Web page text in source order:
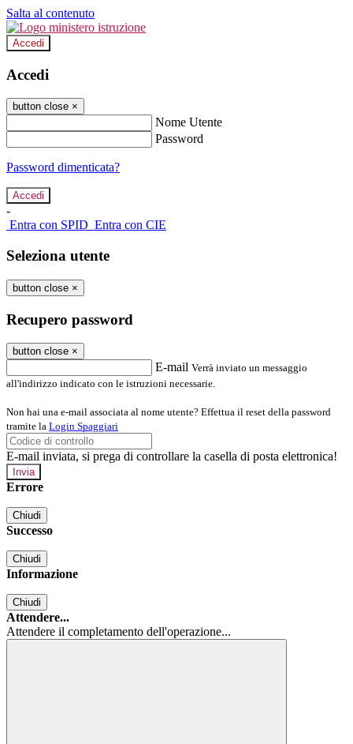
Salta al contenuto
Accedi
Accedi
button close ×
Nome Utente
Password
Password dimenticata?
-
Entra con SPID Entra con CIE
Seleziona utente
button close ×
Recupero password
button close ×
E-mail Verrà inviato un messaggio
all'indirizzo indicato con le istruzioni necessarie.
Non hai una e-mail associata al nome utente? Effettua il reset della password
tramite la Login Spaggiari
E-mail inviata, si prega di controllare la casella di posta elettronica!
Errore
Chiudi
Successo
Chiudi
Informazione
Chiudi
Attendere...
Attendere il completamento dell'operazione...